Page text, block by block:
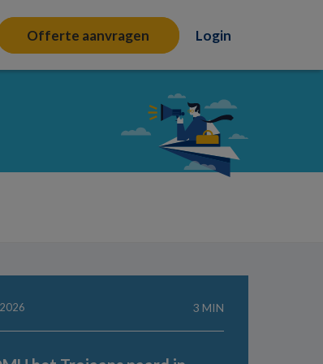
Offerte aanvragen Login
3 MIN